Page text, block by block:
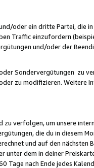
oder ein dritte Partei, die
Traffic einzufordern
und/oder der
Sondervergütungen zu
zu modifizieren. Weitere
verfolgen, um unsere
die du in diesem
und auf den nächsten
unter dem in deiner
nach Ende jedes